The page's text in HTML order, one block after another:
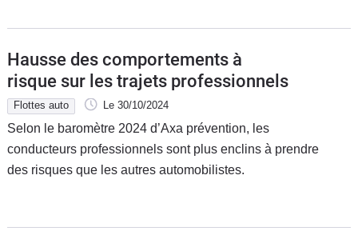
Hausse des comportements à
risque sur les trajets professionnels
Flottes auto Le 30/10/2024
Selon le baromètre 2024 d’Axa prévention, les
conducteurs professionnels sont plus enclins à prendre
des risques que les autres automobilistes.